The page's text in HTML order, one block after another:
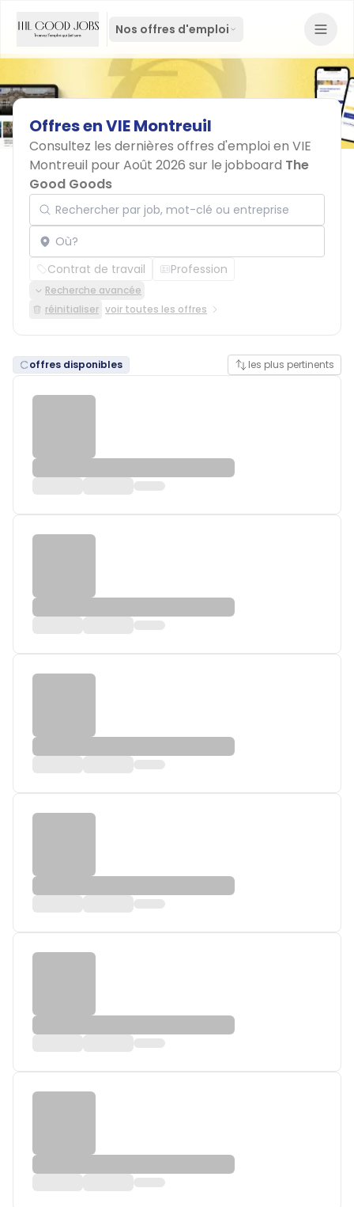
Nos offres d'emploi
OffresenVIEMontreuil
Consultez les dernières offres d'emploi en VIE
Montreuil pour Août 2026 sur le jobboard The
Good Goods
Rechercher par job, mot-clé ou entreprise
Localisation
Contrat de travail Profession
Recherche avancée
réinitialiser voir toutes les offres
offres disponibles les plus pertinents